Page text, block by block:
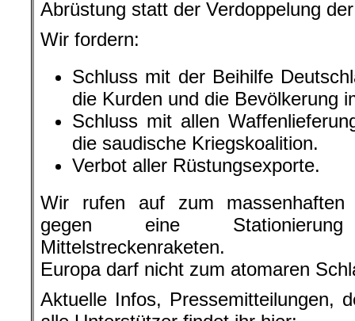
Abrüstung statt der Verdoppelung
Wir fordern:
Schluss mit der Beihilfe
die Kurden und die Bevölkerung
Schluss mit allen
die saudische Kriegskoalition.
Verbot aller Rüstungsexporte.
Wir rufen auf zum massenhaften
gegen eine
Mittelstreckenraketen.
Europa darf nicht zum atomaren
Aktuelle Infos, Pressemitteilungen,